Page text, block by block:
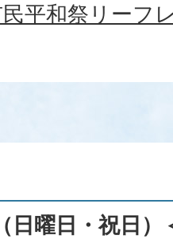
平和祭リーフ
曜日・祝日）